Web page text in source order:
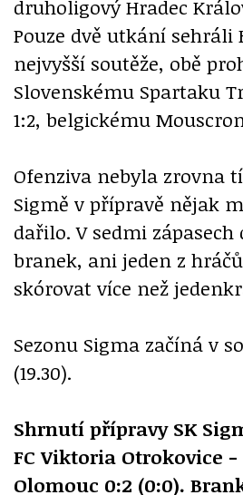
druholigový Hradec
Pouze dvě utkání sehráli
nejvyšší soutěže, obě
Slovenskému Spartaku
1:2, belgickému
Ofenziva nebyla zrovna
Sigmě v přípravě nějak
dařilo. V sedmi
branek, ani jeden z
skórovat více než
Sezonu Sigma začíná v
(19.30).
Shrnutí přípravy SK
FC Viktoria Otrokovice -
Olomouc 0:2 (0:0).